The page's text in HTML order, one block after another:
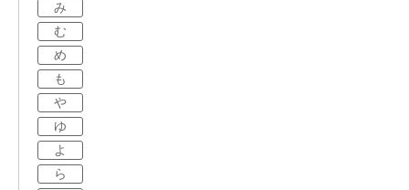
み
む
め
も
や
ゆ
よ
ら